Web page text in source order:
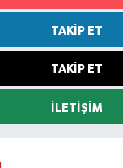
TAKIP ET
TAKIP ET
İLETIŞIM